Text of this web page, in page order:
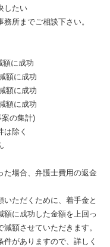
したい
所までご相談下さい。
に成功
に成功
に成功
に成功
の集計)
除く
場合、弁護士費用の返金
ただくために、着手金と
に成功した金額を上回っ
額させていただきます。
がありますので、詳しく